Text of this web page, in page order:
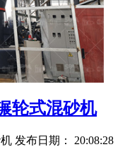
轮式混砂机
发布日期： 20:08:28